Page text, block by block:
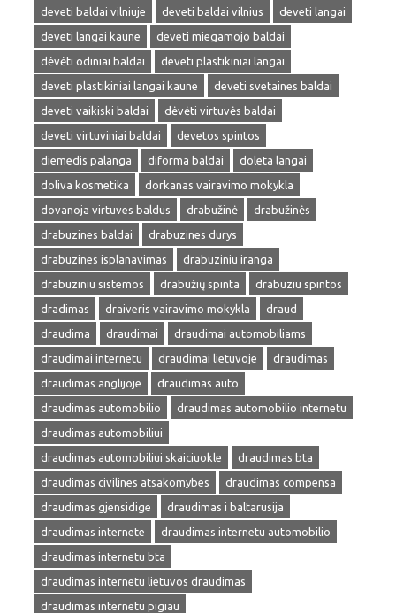
deveti baldai vilniuje deveti baldai vilnius
deveti langai
deveti langai kaune
deveti miegamojo baldai
dėvėti odiniai baldai
deveti plastikiniai langai
deveti plastikiniai langai kaune
deveti svetaines baldai
deveti vaikiski baldai
dėvėti virtuvės baldai
deveti virtuviniai baldai
devetos spintos
diemedis palanga
diforma baldai
doleta langai
doliva kosmetika
dorkanas vairavimo mokykla
dovanoja virtuves baldus
drabužinė
drabužinės
drabuzines baldai
drabuzines durys
drabuzines isplanavimas
drabuziniu iranga
drabuziniu sistemos
drabužių spinta
drabuziu spintos
dradimas
draiveris vairavimo mokykla
draud
draudima
draudimai
draudimai automobiliams
draudimai internetu
draudimai lietuvoje
draudimas
draudimas anglijoje
draudimas auto
draudimas automobilio
draudimas automobilio internetu
draudimas automobiliui
draudimas automobiliui skaiciuokle
draudimas bta
draudimas civilines atsakomybes
draudimas compensa
draudimas gjensidige
draudimas i baltarusija
draudimas internete
draudimas internetu automobilio
draudimas internetu bta
draudimas internetu lietuvos draudimas
draudimas internetu pigiau